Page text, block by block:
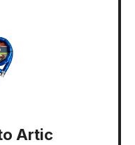
Artic